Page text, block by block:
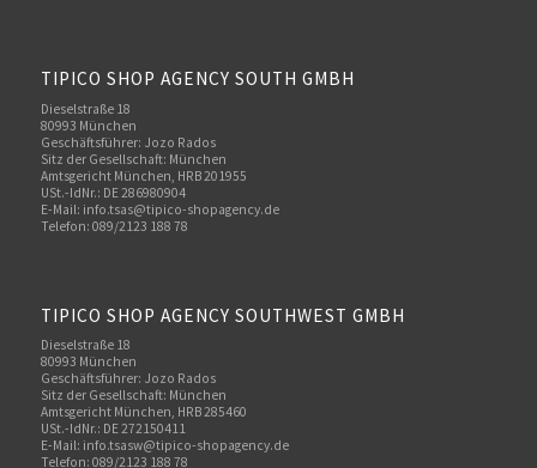
TIPICO SHOP AGENCY SOUTH GMBH
Dieselstraße 18
80993 München
Geschäftsführer: Jozo Rados
Sitz der Gesellschaft: München
Amtsgericht München, HRB 201955
USt.-IdNr.: DE 286980904
E-Mail: info.tsas@tipico-shopagency.de
Telefon: 089/2123 188 78
TIPICO SHOP AGENCY SOUTHWEST GMBH
Dieselstraße 18
80993 München
Geschäftsführer: Jozo Rados
Sitz der Gesellschaft: München
Amtsgericht München, HRB 285460
USt.-IdNr.: DE 272150411
E-Mail: info.tsasw@tipico-shopagency.de
Telefon: 089/2123 188 78